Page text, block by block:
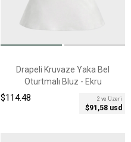
Drapeli Kruvaze Yaka Bel
Oturtmalı Bluz - Ekru
2 ve Üzeri
$91,58 usd
$114.48